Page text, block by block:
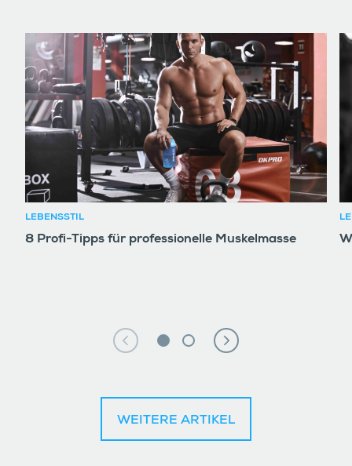
LEBENSSTIL
8 Profi-Tipps für professionelle Muskelmasse
WEITERE ARTIKEL